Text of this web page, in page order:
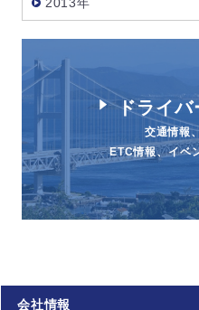
ドライバ
交通情報
ETC情報、イベ
会社情報